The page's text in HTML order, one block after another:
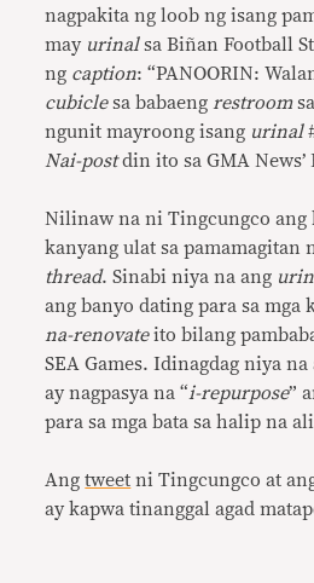
nagpakita ng loob ng isang
may urinalsa Biñan Football
ng caption: “PANOORIN:
cubiclesa babaeng restroom
ngunit mayroong isang urinal
Nai-postdin ito sa GMA News’
Nilinaw na ni Tingcungco ang
kanyang ulat sa pamamagitan
thread. Sinabi niya na ang
ang banyo dating para sa
na-renovateito bilang
SEA Games. Idinagdag niya na
ay nagpasya na “i-repurpose”
para sa mga bata sa halip na
Angtweet ni Tingcungco at
ay kapwa tinanggal agad